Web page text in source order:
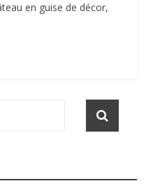
en guise de décor,